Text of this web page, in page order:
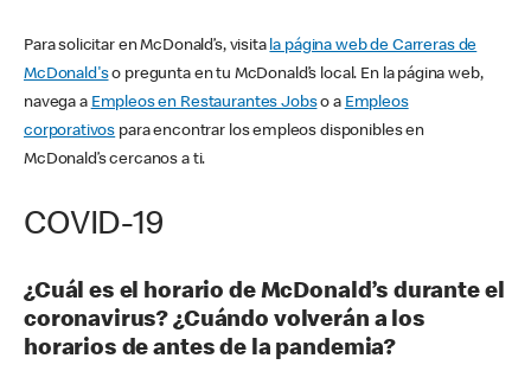
Para solicitar en McDonald’s, visita la página web de Carreras de
McDonald'so pregunta en tu McDonald’s local. En la página web,
navega a Empleos en Restaurantes Jobso a Empleos
corporativos para encontrar los empleos disponibles en
McDonald’s cercanos a ti.
COVID-19
¿Cuál es el horario de McDonald’s durante el
coronavirus? ¿Cuándo volverán a los
horarios de antes de la pandemia?